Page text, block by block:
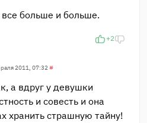
больше и больше.
+2
2011, 07:32 #
а вдруг у девушки
и совесть и она
хранить страшную тайну!